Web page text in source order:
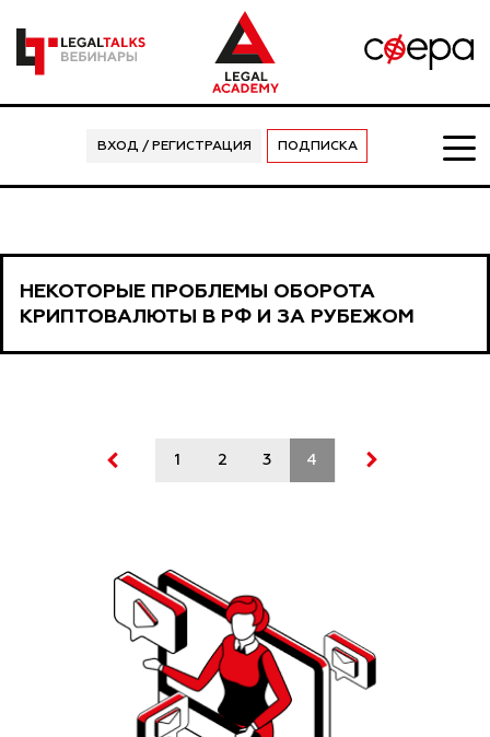
ВХОД / РЕГИСТРАЦИЯ ПОДПИСКА
НЕКОТОРЫЕ ПРОБЛЕМЫ ОБОРОТА
КРИПТОВАЛЮТЫ В РФ И ЗА РУБЕЖОМ
1 2 3 4